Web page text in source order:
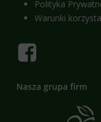
Polityka
Warunki
Nasza grupa firm